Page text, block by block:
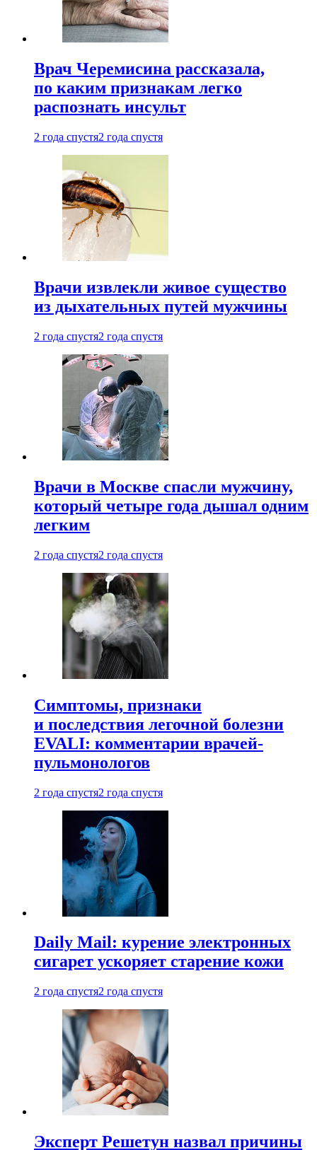
Врач Черемисина рассказала,
по каким признакам легко
распознать инсульт
2 года спустя2 года спустя
Врачи извлекли живое существо
из дыхательных путей мужчины
2 года спустя2 года спустя
Врачи в Москве спасли мужчину,
который четыре года дышал одним
легким
2 года спустя2 года спустя
Симптомы, признаки
и последствия легочной болезни
EVALI: комментарии врачей-
пульмонологов
2 года спустя2 года спустя
Daily Mail: курение электронных
сигарет ускоряет старение кожи
2 года спустя2 года спустя
Эксперт Решетун назвал причины